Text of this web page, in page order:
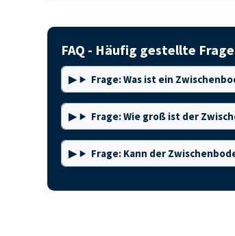
FAQ - Häufig gestellte
Frage: Was ist ein
Frage: Wie groß ist der
Frage: Kann der